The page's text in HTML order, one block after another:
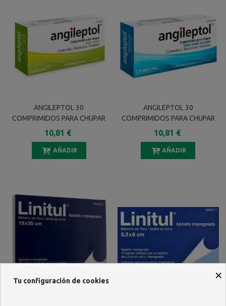
ANGILEPTOL 30
COMPRIMIDOS PARA CHUPAR
(SABOR MENTA)
10,81 €
AÑADIR
ANGILEPTOL 30
COMPRIMIDOS PARA CHUPAR
(SABOR MENTA-EUCALIPTO)
10,81 €
AÑADIR
×
Tu configuración de cookies